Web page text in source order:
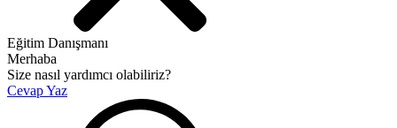
Eğitim Danışmanı
Merhaba
Size nasıl yardımcı olabiliriz?
Cevap Yaz